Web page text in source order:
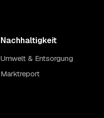
Nachhaltigkeit
Umwelt & Entsorgung
Marktreport